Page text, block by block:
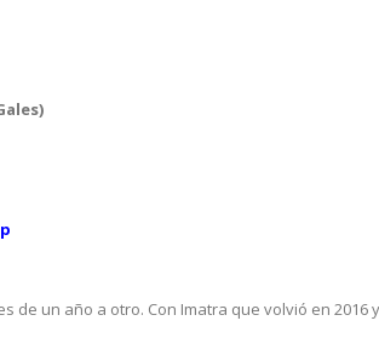
de un año a otro. Con Imatra que volvió en